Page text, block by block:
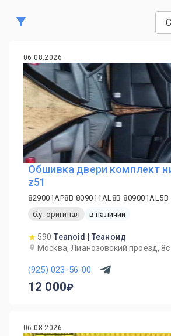
06.08.2026
Обшивка двери комплект
z51
829001AP8B 809011AL8B 809001AL5B
б.у. оригинал
в наличии
590 Teanoid | Теаноид
Москва, Лианозовский проезд,
(925) 023-56-00
12 000
06.08.2026